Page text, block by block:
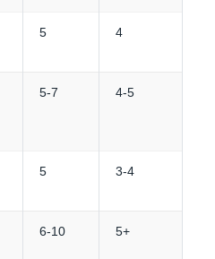
5 4
5-7 4-5
5 3-4
6-10 5+